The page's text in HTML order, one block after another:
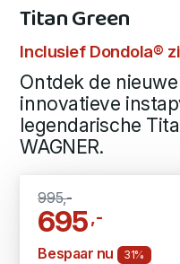
Titan Green
Inclusief Dondola®
Ontdek de
innovatieve
legendarische
WAGNER.
995,-
695,-
Bespaar nu 31%